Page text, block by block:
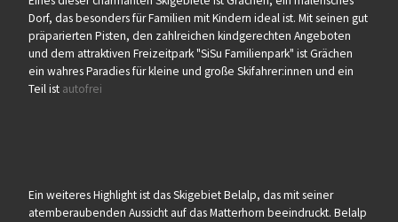
Dorf, das besonders für Familien mit Kindern ideal ist. Mit seinen gut
präparierten Pisten, den zahlreichen kindgerechten Angeboten
und dem attraktiven Freizeitpark "SiSu Familienpark" ist Grächen
ein wahres Paradies für kleine und große Skifahrer:innen und ein
Teil ist autofrei
Ein weiteres Highlight ist das Skigebiet Belalp, das mit seiner
atemberaubenden Aussicht auf das Matterhorn beeindruckt. Belalp